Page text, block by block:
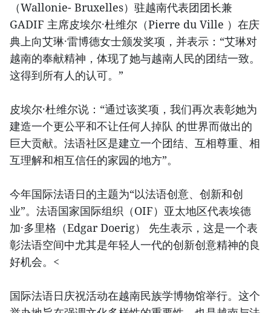
（Wallonie- Bruxelles）驻越南代表团团长兼
GADIF 主席皮埃尔·杜维尔（Pierre du Ville ）在庆
典上向艾琳·雷博德女士颁发奖项，并表示：“艾琳对
越南的奉献精神，体现了她与越南人民的团结一致。
这得到所有人的认可。”
皮埃尔·杜维尔说：“通过该奖项，我们再次表彰她为
建造一个更公平和不让任何人掉队 的世界而做出的
巨大贡献。法语社区是建立一个团结、互相尊重、相
互理解和相互信任的家园的地方”。
今年国际法语日的主题为“以法语创意、创新和创
业”。法语国家国际组织（OIF）亚太地区代表埃德
加·多里格（Edgar Doerig） 先生表示，这是一个表
彰法语空间中尤其是年轻人一代的创新创意精神的良
好机会。<
国际法语日庆祝活动在越南民族学博物馆举行。这个